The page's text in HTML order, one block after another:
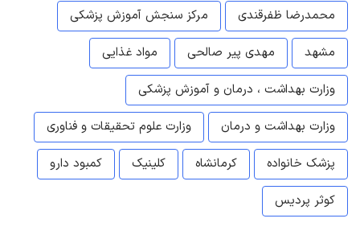
محمدرضا ظفرقندی
مرکز سنجش آموزش پزشکی
مشهد
مهدی پیر صالحی
مواد غذایی
وزارت بهداشت ، درمان و آموزش پزشکی
وزارت بهداشت و درمان
وزارت علوم تحقیقات و فناوری
پزشک خانواده
کرمانشاه کلینیک
کمبود دارو
کوثر پردیس